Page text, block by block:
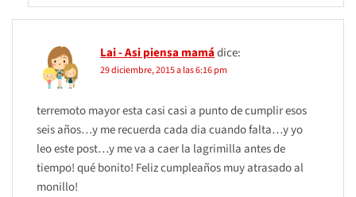
Lai - Asi piensa mamádice:
29 diciembre, 2015 a las 6:16 pm
terremoto mayor esta casi casi a punto de cumplir esos
seis años…y me recuerda cada dia cuando falta…y yo
leo este post…y me va a caer la lagrimilla antes de
tiempo! qué bonito! Feliz cumpleaños muy atrasado al
monillo!